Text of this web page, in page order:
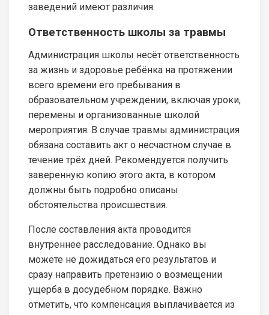
заведений имеют различия.
Ответственность школы за травмы
Администрация школы несёт ответственность
за жизнь и здоровье ребёнка на протяжении
всего времени его пребывания в
образовательном учреждении, включая уроки,
перемены и организованные школой
мероприятия. В случае травмы администрация
обязана составить акт о несчастном случае в
течение трёх дней. Рекомендуется получить
заверенную копию этого акта, в котором
должны быть подробно описаны
обстоятельства происшествия.
После составления акта проводится
внутреннее расследование. Однако вы
можете не дожидаться его результатов и
сразу направить претензию о возмещении
ущерба в досудебном порядке. Важно
отметить, что компенсация выплачивается из